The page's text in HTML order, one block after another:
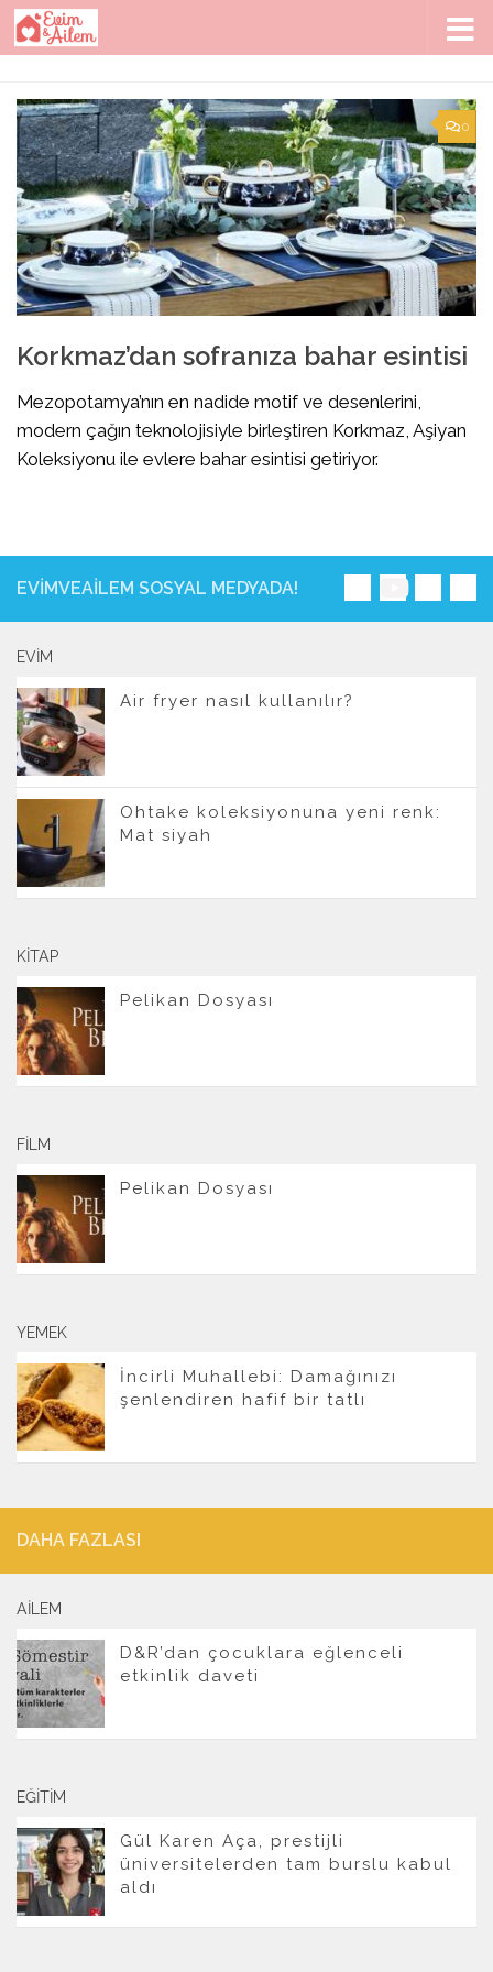
Skip to content
0
Korkmaz’dan sofranıza bahar esintisi
Mezopotamya’nın en nadide motif ve desenlerini,
modern çağın teknolojisiyle birleştiren Korkmaz, Aşiyan
Koleksiyonu ile evlere bahar esintisi getiriyor.
EVIMVEAILEM SOSYAL MEDYADA!
EVIM
Air fryer nasıl kullanılır?
Ohtake koleksiyonuna yeni renk:
Mat siyah
KITAP
Pelikan Dosyası
FILM
Pelikan Dosyası
YEMEK
İncirli Muhallebi: Damağınızı
şenlendiren hafif bir tatlı
DAHA FAZLASI
AILEM
D&R’dan çocuklara eğlenceli
etkinlik daveti
EĞITIM
Gül Karen Aça, prestijli
üniversitelerden tam burslu kabul
aldı